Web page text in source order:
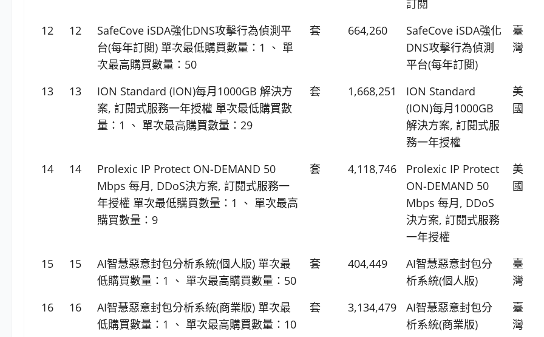
訂閱
12 12
SafeCove iSDA強化DNS攻擊行為偵測平
台(每年訂閱) 單次最低購買數量：1 、 單
次最高購買數量：50
套 664,260
SafeCove iSDA強化
DNS攻擊行為偵測
平台(每年訂閱)
臺
灣
13 13
ION Standard (ION)每月1000GB 解決方
案, 訂閱式服務一年授權 單次最低購買數
量：1 、 單次最高購買數量：29
套 1,668,251
ION Standard
(ION)每月1000GB
解決方案, 訂閱式服
務一年授權
美
國
14 14
Prolexic IP Protect ON-DEMAND 50
Mbps 每月, DDoS決方案, 訂閱式服務一
年授權 單次最低購買數量：1 、 單次最高
購買數量：9
套 4,118,746
Prolexic IP Protect
ON-DEMAND 50
Mbps 每月, DDoS
決方案, 訂閱式服務
一年授權
美
國
15 15
AI智慧惡意封包分析系統(個人版) 單次最
低購買數量：1 、 單次最高購買數量：50
套 404,449
AI智慧惡意封包分
析系統(個人版)
臺
灣
16
16
AI智慧惡意封包分析系統(商業版) 單次最
低購買數量：1 、 單次最高購買數量：10
套 3,134,479
AI智慧惡意封包分
析系統(商業版)
臺
灣